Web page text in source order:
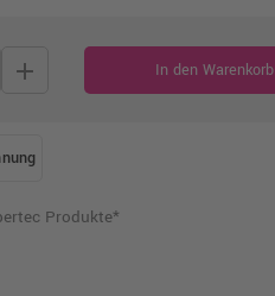
add In den Warenkorb
Produkte*